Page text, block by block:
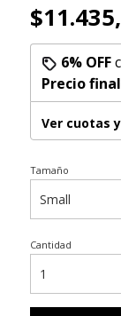
6% OFF
Precio
Ver cuotas
Tamaño
Cantidad